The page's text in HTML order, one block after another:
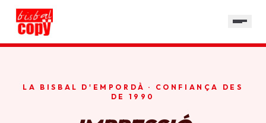
HORARI
LA BISBAL D'EMPORDÀ · CONFIANÇA DES
DE 1990